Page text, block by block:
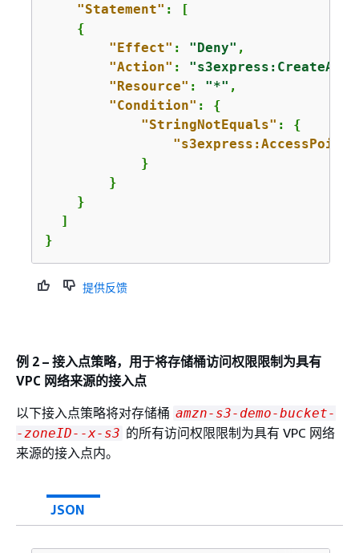
"Statement" : [
{
"Effect" : "Deny" ,
"Action" :
"Resource" : "*" ,
"Condition" : {
"StringNotEquals" : {
            }
        }
    }
  ]
}
提供反馈
例 2 – 接入点策略，用于将存储桶访问权限限制为具有
VPC 网络来源的接入点
以下接入点策略将对存储桶 amzn-s3-demo-bucket-
-zoneID--x-s3 的所有访问权限限制为具有 VPC 网络
来源的接入点内。
JSON